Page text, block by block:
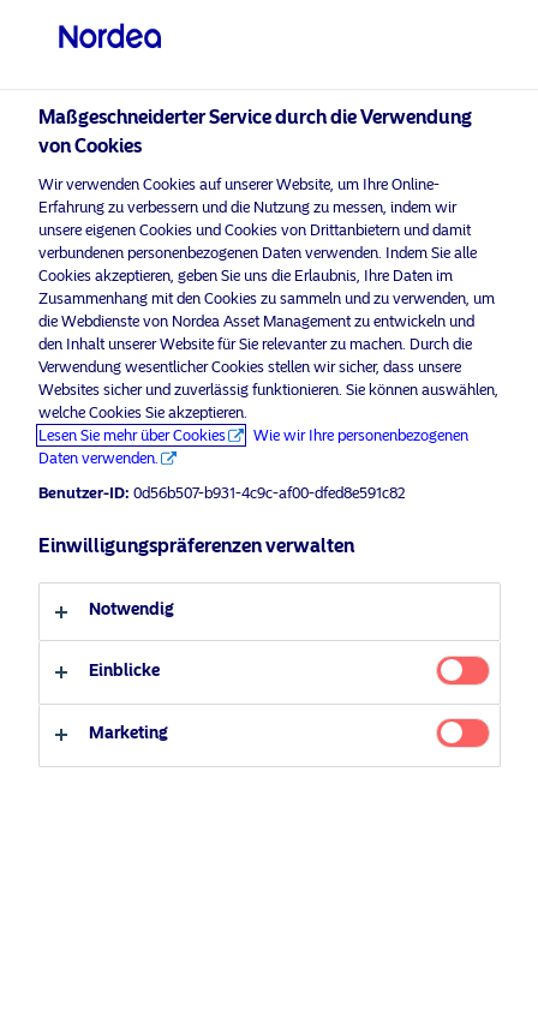
visit NordeaAssetManagement.com
Bitte wählen Sie Ihr Anlegerprofil
aus
Land
Österreich
Sprache
Anleger-Typ
Professioneller Anleger Privater Anleger
Professioneller Anleger
Maßgeschneiderter Service durch die Verwendung
von Cookies
Wir verwenden Cookies auf unserer Website, um Ihre Online-
Erfahrung zu verbessern und die Nutzung zu messen, indem wir
unsere eigenen Cookies und Cookies von Drittanbietern und damit
verbundenen personenbezogenen Daten verwenden. Indem Sie alle
Cookies akzeptieren, geben Sie uns die Erlaubnis, Ihre Daten im
Zusammenhang mit den Cookies zu sammeln und zu verwenden, um
die Webdienste von Nordea Asset Management zu entwickeln und
den Inhalt unserer Website für Sie relevanter zu machen. Durch die
Verwendung wesentlicher Cookies stellen wir sicher, dass unsere
Websites sicher und zuverlässig funktionieren. Sie können auswählen,
welche Cookies Sie akzeptieren.
Lesen Sie mehr über Cookies
Wie wir Ihre personenbezogenen
Daten verwenden.
Benutzer-ID: 0d56b507-b931-4c9c-af00-dfed8e591c82
Einwilligungspräferenzen verwalten
Notwendig
Einblicke
Marketing